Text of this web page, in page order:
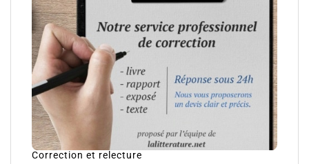
Correction et relecture